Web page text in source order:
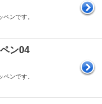
ンです。
ン04
ンです。